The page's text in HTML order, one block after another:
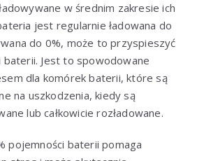
w średnim zakresie ich
jest regularnie ładowana do
do 0%, może to przyspieszyć
Jest to spowodowane
dla komórek baterii, które są
na uszkodzenia, kiedy są
lub całkowicie rozładowane.
pojemności baterii pomaga